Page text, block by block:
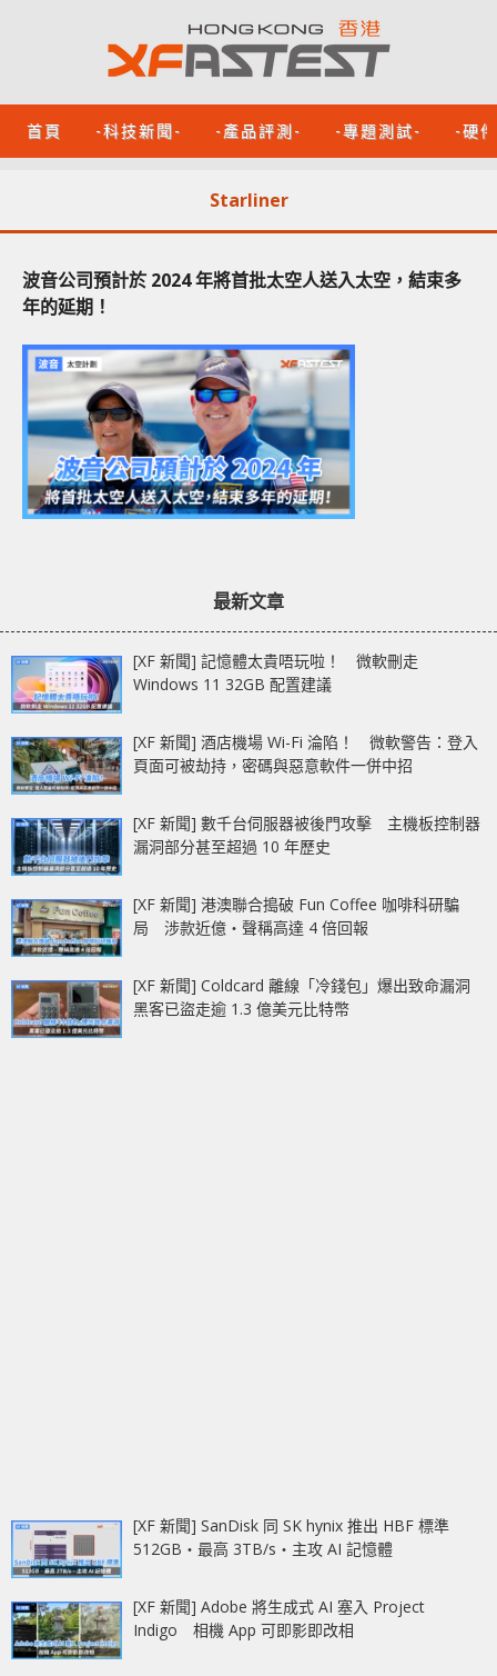
首頁 -科技新聞- -產品評測- -專題測試- -硬
Starliner
波音公司預計於 2024 年將首批太空人送入太空，結束多
年的延期！
最新文章
[XF 新聞] 記憶體太貴唔玩啦！ 微軟刪走
Windows 11 32GB 配置建議
[XF 新聞] 酒店機場 Wi-Fi 淪陷！ 微軟警告：登入
頁面可被劫持，密碼與惡意軟件一併中招
[XF 新聞] 數千台伺服器被後門攻擊 主機板控制器
漏洞部分甚至超過 10 年歷史
[XF 新聞] 港澳聯合搗破 Fun Coffee 咖啡科研騙
局 涉款近億‧聲稱高達 4 倍回報
[XF 新聞] Coldcard 離線「冷錢包」爆出致命漏洞
黑客已盜走逾 1.3 億美元比特幣
[XF 新聞] SanDisk 同 SK hynix 推出 HBF 標準
512GB‧最高 3TB/s‧主攻 AI 記憶體
[XF 新聞] Adobe 將生成式 AI 塞入 Project
Indigo 相機 App 可即影即改相